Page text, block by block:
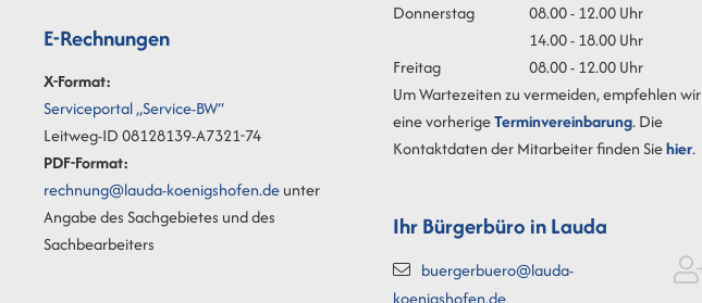
E-Rechnungen
X-Format:
Serviceportal „Service-BW“
Leitweg-ID 08128139-A7321-74
PDF-Format:
rechnung@lauda-koenigshofen.deunter
Angabe des Sachgebietes und des
Sachbearbeiters
Donnerstag
08.00 - 12.00 Uhr
14.00 - 18.00 Uhr
Freitag
08.00 - 12.00 Uhr
Um Wartezeiten zu vermeiden, empfehlen wir
eine vorherigeTerminvereinbarung. Die
Kontaktdaten der Mitarbeiter finden Siehier.
Ihr Bürgerbüro in Lauda
buergerbuero@lauda-
koenigshofen.de